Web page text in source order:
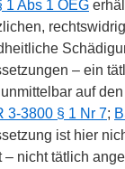
1 Abs 1 OEG
– ein
auf
3-3800 § 1 Nr 7;
ist hier
– nicht tätlich